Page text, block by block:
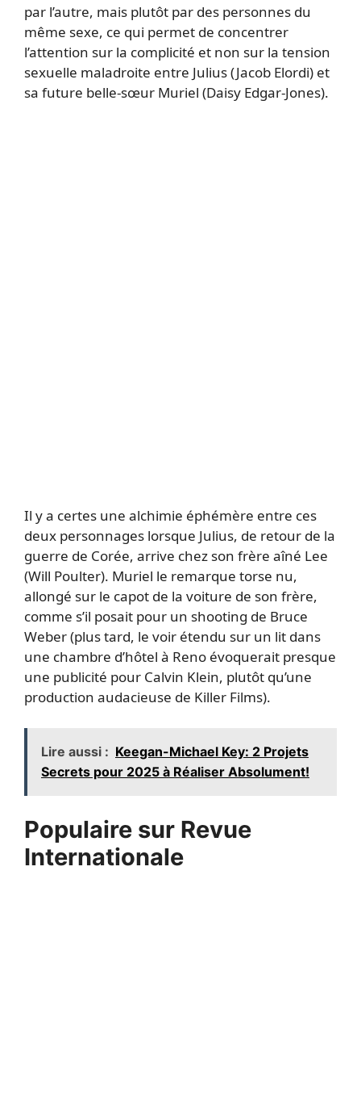
par l’autre, mais plutôt par des personnes du
même sexe, ce qui permet de concentrer
l’attention sur la complicité et non sur la tension
sexuelle maladroite entre Julius (Jacob Elordi) et
sa future belle-sœur Muriel (Daisy Edgar-Jones).
Il y a certes une alchimie éphémère entre ces
deux personnages lorsque Julius, de retour de la
guerre de Corée, arrive chez son frère aîné Lee
(Will Poulter). Muriel le remarque torse nu,
allongé sur le capot de la voiture de son frère,
comme s’il posait pour un shooting de Bruce
Weber (plus tard, le voir étendu sur un lit dans
une chambre d’hôtel à Reno évoquerait presque
une publicité pour Calvin Klein, plutôt qu’une
production audacieuse de Killer Films).
Lire aussi : Keegan-Michael Key: 2 Projets
Secrets pour 2025 à Réaliser Absolument!
Populaire sur Revue
Internationale